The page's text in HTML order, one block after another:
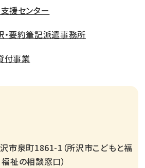
援センター
要約筆記派遣事務所
付事業
市泉町1861-1（所沢市こどもと福
祉の相談窓口）